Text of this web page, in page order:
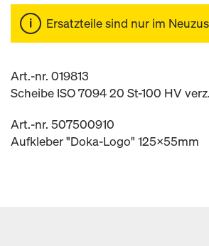
Ersatzteile sind nur im
Art.-nr. 019813
Scheibe ISO 7094 20 St-100 HV verz.
Art.-nr. 507500910
Aufkleber "Doka-Logo" 125x55mm